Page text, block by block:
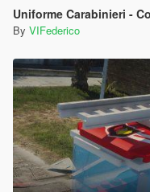
Uniforme Carabinieri -
By VIFederico